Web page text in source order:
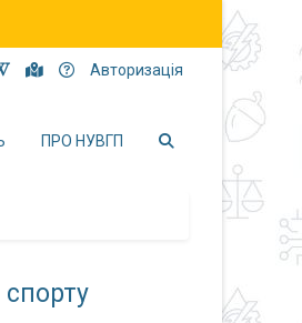
Авторизація
ПРО НУВГП